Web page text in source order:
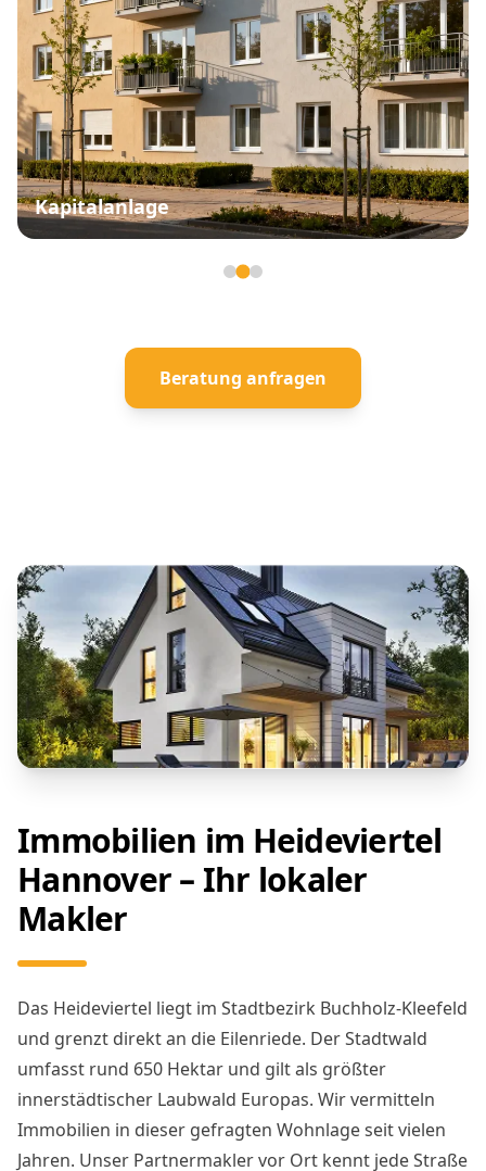
Kapitalanlage
Beratung anfragen
Immobilien im Heideviertel
Hannover – Ihr lokaler
Makler
Das Heideviertel liegt im Stadtbezirk Buchholz-Kleefeld
und grenzt direkt an die Eilenriede. Der Stadtwald
umfasst rund 650 Hektar und gilt als größter
innerstädtischer Laubwald Europas. Wir vermitteln
Immobilien in dieser gefragten Wohnlage seit vielen
Jahren. Unser Partnermakler vor Ort kennt jede Straße